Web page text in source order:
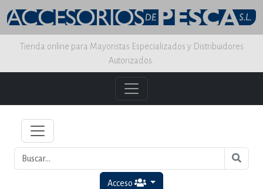
Tienda online para Mayoristas Especializados y Distribuidores
Autorizados.
Acceso